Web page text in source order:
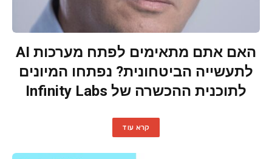
האם אתם מתאימים לפתח מערכות AI
לתעשייה הביטחונית? נפתחו המיונים
לתוכנית ההכשרה של Infinity Labs
קרא עוד